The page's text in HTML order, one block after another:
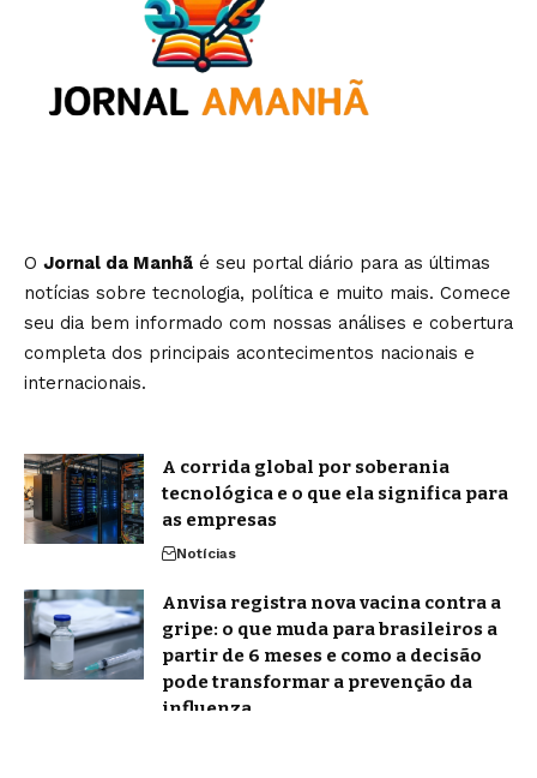
O Jornal da Manhã é seu portal diário para as últimas
notícias sobre tecnologia, política e muito mais. Comece
seu dia bem informado com nossas análises e cobertura
completa dos principais acontecimentos nacionais e
internacionais.
A corrida global por soberania
tecnológica e o que ela significa para
as empresas
Notícias
Anvisa registra nova vacina contra a
gripe: o que muda para brasileiros a
partir de 6 meses e como a decisão
pode transformar a prevenção da
influenza